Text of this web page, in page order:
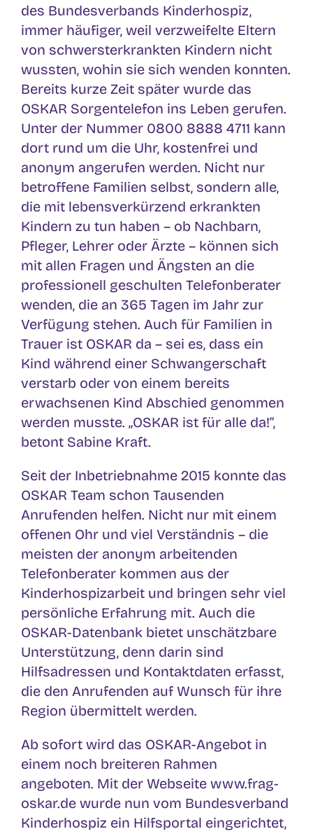
des Bundesverbands Kinderhospiz,
immer häufiger, weil verzweifelte Eltern
von schwersterkrankten Kindern nicht
wussten, wohin sie sich wenden konnten.
Bereits kurze Zeit später wurde das
OSKAR Sorgentelefon ins Leben gerufen.
Unter der Nummer 0800 8888 4711 kann
dort rund um die Uhr, kostenfrei und
anonym angerufen werden. Nicht nur
betroffene Familien selbst, sondern alle,
die mit lebensverkürzend erkrankten
Kindern zu tun haben – ob Nachbarn,
Pfleger, Lehrer oder Ärzte – können sich
mit allen Fragen und Ängsten an die
professionell geschulten Telefonberater
wenden, die an 365 Tagen im Jahr zur
Verfügung stehen. Auch für Familien in
Trauer ist OSKAR da – sei es, dass ein
Kind während einer Schwangerschaft
verstarb oder von einem bereits
erwachsenen Kind Abschied genommen
werden musste. „OSKAR ist für alle da!“,
betont Sabine Kraft.
Seit der Inbetriebnahme 2015 konnte das
OSKAR Team schon Tausenden
Anrufenden helfen. Nicht nur mit einem
offenen Ohr und viel Verständnis – die
meisten der anonym arbeitenden
Telefonberater kommen aus der
Kinderhospizarbeit und bringen sehr viel
persönliche Erfahrung mit. Auch die
OSKAR-Datenbank bietet unschätzbare
Unterstützung, denn darin sind
Hilfsadressen und Kontaktdaten erfasst,
die den Anrufenden auf Wunsch für ihre
Region übermittelt werden.
Ab sofort wird das OSKAR-Angebot in
einem noch breiteren Rahmen
angeboten. Mit der Webseite www.frag-
oskar.de wurde nun vom Bundesverband
Kinderhospiz ein Hilfsportal eingerichtet,